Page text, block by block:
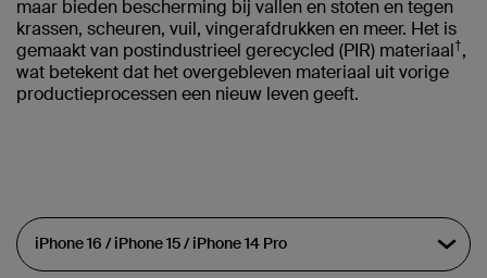
maar bieden bescherming bij vallen en stoten en tegen
krassen, scheuren, vuil, vingerafdrukken en meer. Het is
gemaakt van postindustrieel gerecycled (PIR) materiaal†,
wat betekent dat het overgebleven materiaal uit vorige
productieprocessen een nieuw leven geeft.